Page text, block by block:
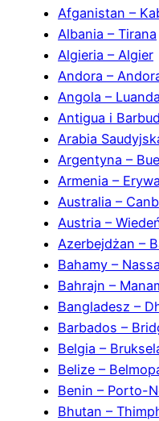
Afganistan –
Albania – Tirana
Algieria – Algier
Andora –
Angola – Luanda
Antigua i
Arabia
Argentyna –
Armenia –
Australia –
Austria –
Azerbejdżan –
Bahamy –
Bahrajn –
Bangladesz –
Barbados –
Belgia –
Belize –
Benin – Porto-
Bhutan –